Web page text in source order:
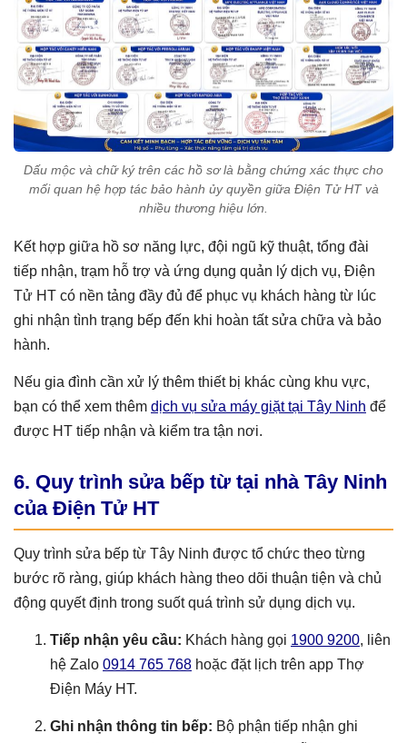
Dấu mộc và chữ ký trên các hồ sơ là bằng chứng xác thực cho
mối quan hệ hợp tác bảo hành ủy quyền giữa Điện Tử HT và
nhiều thương hiệu lớn.
Kết hợp giữa hồ sơ năng lực, đội ngũ kỹ thuật, tổng đài
tiếp nhận, trạm hỗ trợ và ứng dụng quản lý dịch vụ, Điện
Tử HT có nền tảng đầy đủ để phục vụ khách hàng từ lúc
ghi nhận tình trạng bếp đến khi hoàn tất sửa chữa và bảo
hành.
Nếu gia đình cần xử lý thêm thiết bị khác cùng khu vực,
bạn có thể xem thêm dịch vụ sửa máy giặt tại Tây Ninh để
được HT tiếp nhận và kiểm tra tận nơi.
6. Quy trình sửa bếp từ tại nhà Tây Ninh
của Điện Tử HT
Quy trình sửa bếp từ Tây Ninh được tổ chức theo từng
bước rõ ràng, giúp khách hàng theo dõi thuận tiện và chủ
động quyết định trong suốt quá trình sử dụng dịch vụ.
Tiếp nhận yêu cầu: Khách hàng gọi 1900 9200, liên
hệ Zalo 0914 765 768 hoặc đặt lịch trên app Thợ
Điện Máy HT.
Ghi nhận thông tin bếp: Bộ phận tiếp nhận ghi